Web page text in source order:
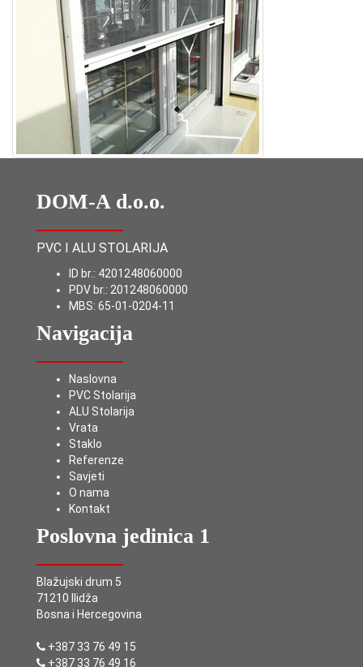
DOM-A d.o.o.
PVC I ALU STOLARIJA
ID br.: 4201248060000
PDV br.: 201248060000
MBS: 65-01-0204-11
Navigacija
Naslovna
PVC Stolarija
ALU Stolarija
Vrata
Staklo
Referenze
Savjeti
O nama
Kontakt
Poslovna jedinica 1
Blažujski drum 5
71210 Ilidža
Bosna i Hercegovina
+387 33 76 49 15
+387 33 76 49 16